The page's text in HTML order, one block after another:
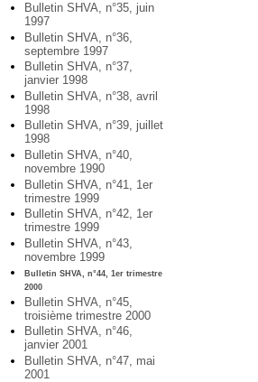
Bulletin SHVA, n°35, juin
1997
Bulletin SHVA, n°36,
septembre 1997
Bulletin SHVA, n°37,
janvier 1998
Bulletin SHVA, n°38, avril
1998
Bulletin SHVA, n°39, juillet
1998
Bulletin SHVA, n°40,
novembre 1990
Bulletin SHVA, n°41, 1er
trimestre 1999
Bulletin SHVA, n°42, 1er
trimestre 1999
Bulletin SHVA, n°43,
novembre 1999
Bulletin SHVA, n°44, 1er trimestre
2000
Bulletin SHVA, n°45,
troisième trimestre 2000
Bulletin SHVA, n°46,
janvier 2001
Bulletin SHVA, n°47, mai
2001